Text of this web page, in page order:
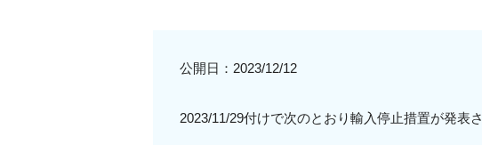
公開日： 2023/12/12
2023/11/29付けで次のとおり輸入停止措置が発表さ